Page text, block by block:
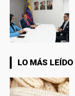
LO MÁS LEÍDO